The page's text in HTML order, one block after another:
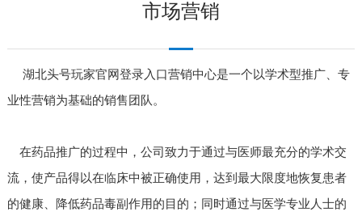
市场营销
湖北头号玩家官网登录入口营销中心是一个以学术型推广、专
业性营销为基础的销售团队。
在药品推广的过程中，公司致力于通过与医师最充分的学术交
流，使产品得以在临床中被正确使用，达到最大限度地恢复患者
的健康、降低药品毒副作用的目的；同时通过与医学专业人士的